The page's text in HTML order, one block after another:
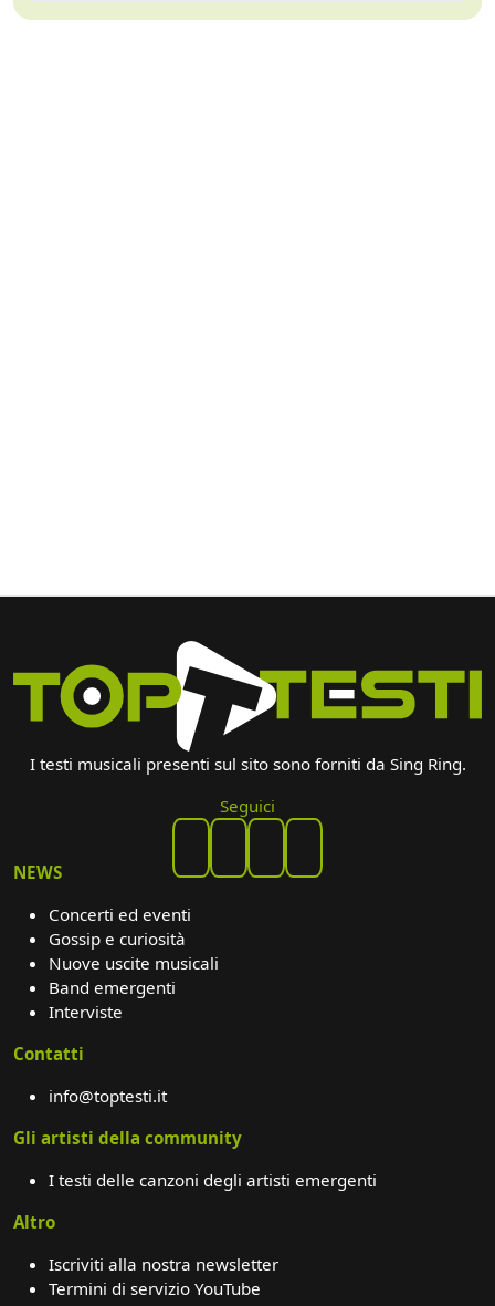
I testi musicali presenti sul sito sono forniti da Sing Ring.
Seguici
NEWS
Concerti ed eventi
Gossip e curiosità
Nuove uscite musicali
Band emergenti
Interviste
Contatti
info@toptesti.it
Gli artisti della community
I testi delle canzoni degli artisti emergenti
Altro
Iscriviti alla nostra newsletter
Termini di servizio YouTube